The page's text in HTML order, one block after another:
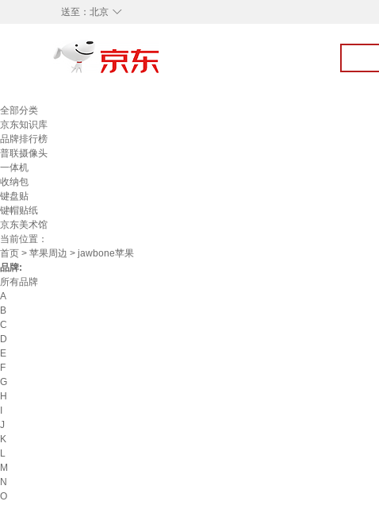
◇
送至： 北京
全部分类
京东知识库
品牌排行榜
普联摄像头
一体机
收纳包
键盘贴
键帽贴纸
京东美术馆
当前位置：
首页 > 苹果周边 > jawbone苹果
品牌:
所有品牌
A
B
C
D
E
F
G
H
J
K
L
M
N
O